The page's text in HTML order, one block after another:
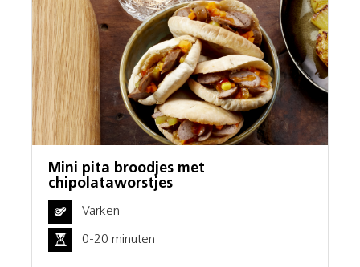
Mini pita broodjes met
chipolataworstjes
Varken
0-20 minuten